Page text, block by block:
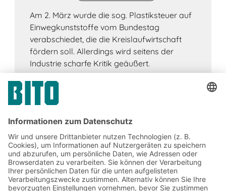
Am 2. März wurde die sog. Plastiksteuer auf
Einwegkunststoffe vom Bundestag
verabschiedet, die die Kreislaufwirtschaft
fördern soll. Allerdings wird seitens der
Industrie scharfe Kritik geäußert.
Jetzt beim BITO Newsletter
anmelden: